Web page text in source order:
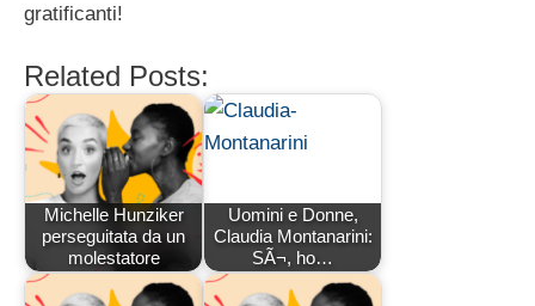
gratificanti!
Related Posts:
Michelle Hunziker
perseguitata da un
molestatore
Uomini e Donne,
Claudia Montanarini:
SÃ¬, ho…